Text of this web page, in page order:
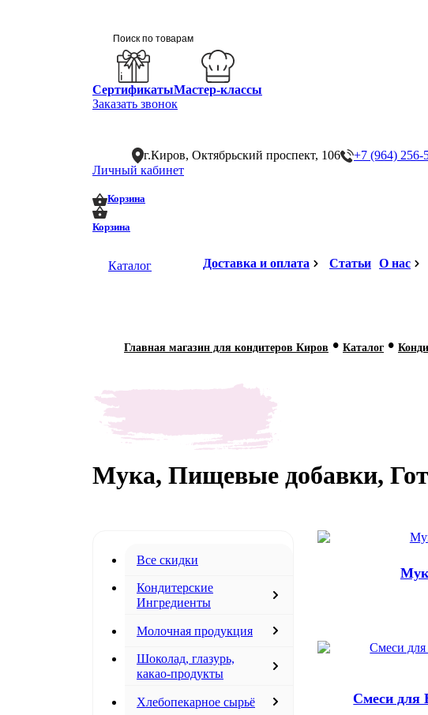
СертификатыМастер-классы
Заказать звонок
г.Киров, Октябрьский проспект, 106 +7 (964) 256-
Личный кабинет
Корзина
Корзина
Каталог Доставка и оплата Статьи О нас
Главная магазин для кондитеров Киров • Каталог •
Мука, Пищевые добавки,
Все скидки
Кондитерские
Ингредиенты
Молочная продукция
Шоколад, глазурь,
какао-продукты
Хлебопекарное сырьё Смеси для